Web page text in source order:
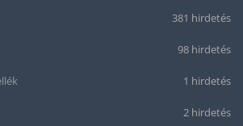
381 hirdetés
98 hirdetés
1 hirdetés
2 hirdetés